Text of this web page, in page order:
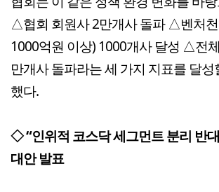
△협회 회원사 2만개사 돌파 △벤처
1000억원 이상) 1000개사 달성 △전
만개사 돌파라는 세 가지 지표를 달
했다.
◇ “인위적 코스닥 세그먼트 분리 반
대안 발표